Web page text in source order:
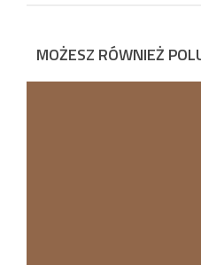
MOŻESZ RÓWNIEŻ